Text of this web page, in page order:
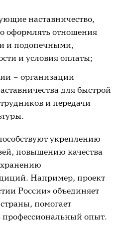
наставничество,
оформлять отношения
и подопечными,
и условия оплаты;
– организации
для быстрой
и передачи
укреплению
повышению качества
Например, проект
России» объединяет
помогает
профессиональный опыт.